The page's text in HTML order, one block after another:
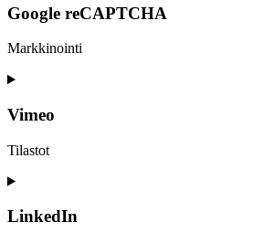
service
google-
fonts
Google reCAPTCHA
Markkinointi
Consent
service
recaptcha
Vimeo
Tilastot
Consent
service
LinkedIn